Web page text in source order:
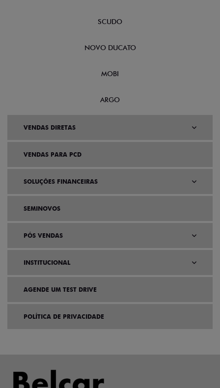
SCUDO
NOVO DUCATO
MOBI
ARGO
VENDAS DIRETAS
VENDAS PARA PCD
SOLUÇÕES FINANCEIRAS
SEMINOVOS
PÓS VENDAS
INSTITUCIONAL
AGENDE UM TEST DRIVE
POLÍTICA DE PRIVACIDADE